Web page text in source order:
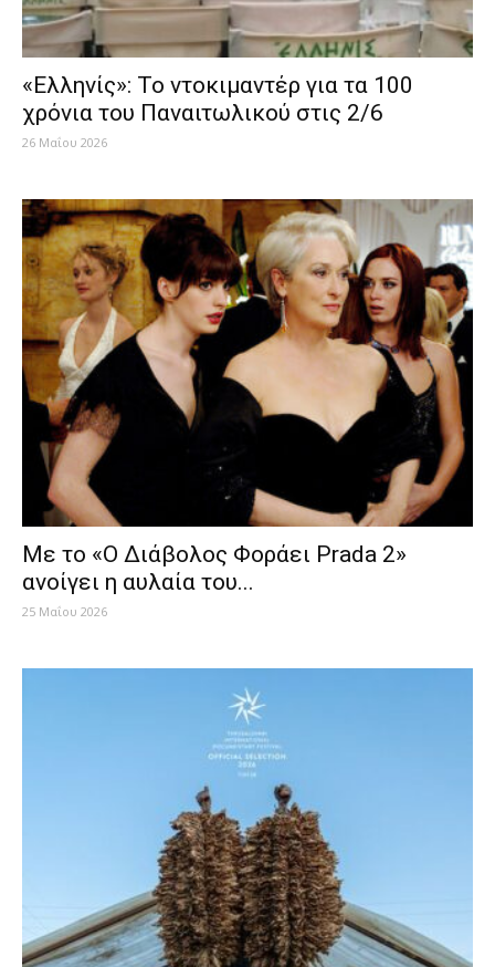
«Ελληνίς»: Το ντοκιμαντέρ για τα 100
χρόνια του Παναιτωλικού στις 2/6
26 Μαΐου 2026
Mε το «Ο Διάβολος Φοράει Prada 2»
ανοίγει η αυλαία του...
25 Μαΐου 2026